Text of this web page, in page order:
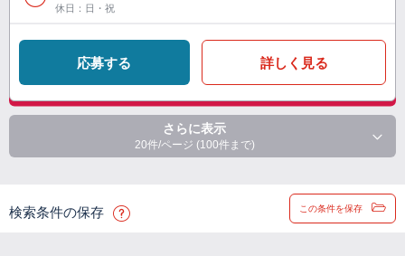
休日：日・祝
応募する 詳しく見る
さらに表示
20件/ページ (100件まで)
検索条件の保存 この条件を保存